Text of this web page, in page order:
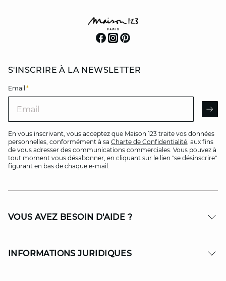
S'INSCRIRE À LA NEWSLETTER
Email *
En vous inscrivant, vous acceptez que Maison 123 traite vos données
personnelles, conformément à sa Charte de Confidentialité, aux fins
de vous adresser des communications commerciales. Vous pouvez à
tout moment vous désabonner, en cliquant sur le lien "se désinscrire"
figurant en bas de chaque e-mail.
VOUS AVEZ BESOIN D'AIDE ?
INFORMATIONS JURIDIQUES